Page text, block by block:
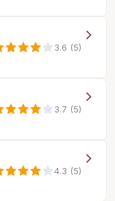
3.6 (5)
3.7 (5)
4.3 (5)